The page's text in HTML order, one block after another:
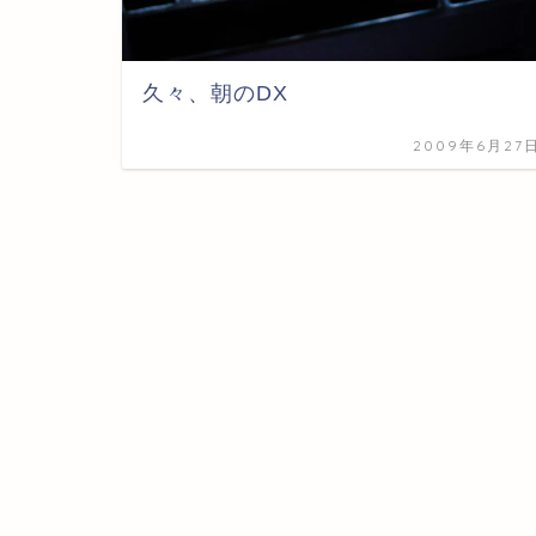
久々、朝のDX
2009年6月27